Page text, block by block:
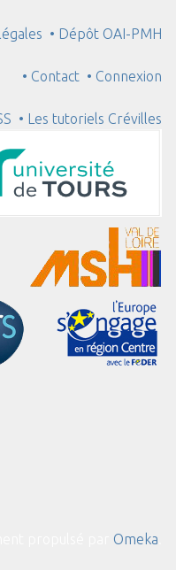
• Dépôt OAI-PMH
• Contact • Connexion
• Les tutoriels Crévilles
Omeka